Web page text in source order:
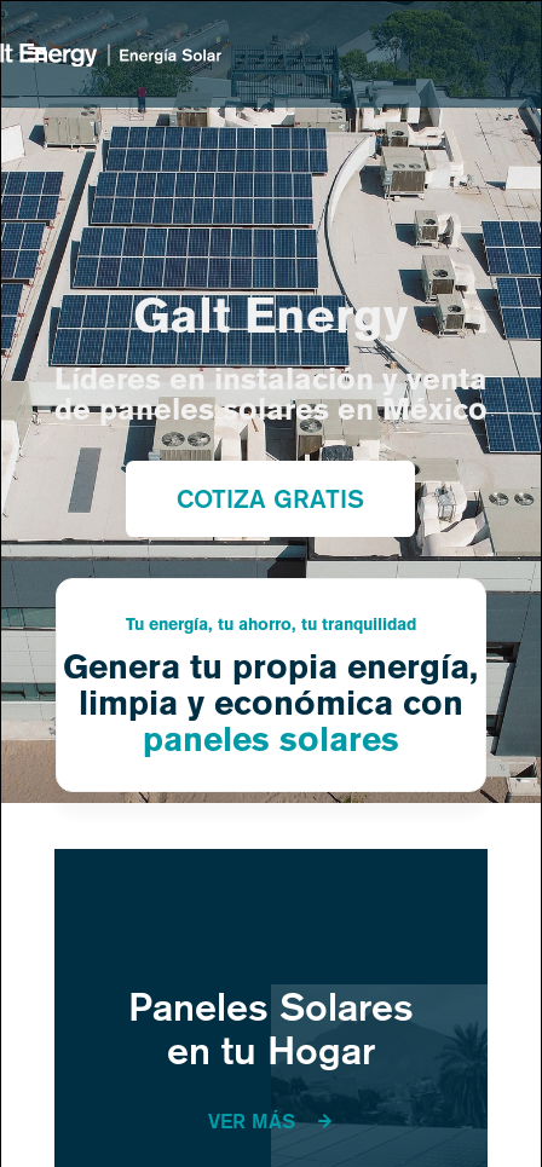
Galt Energy
Líderes en instalación y venta
de paneles solares en México
COTIZA GRATIS
Tu energía, tu ahorro, tu tranquilidad
Genera tu propia energía,
limpia y económica con
paneles solares
Paneles Solares
en tu Hogar
VER MÁS